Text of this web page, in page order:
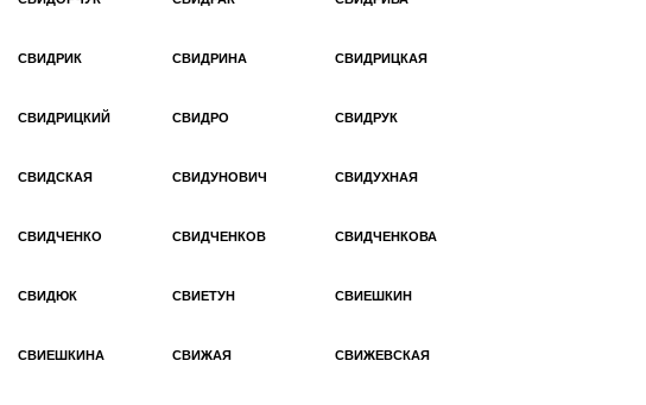
СВИДРИК СВИДРИНА СВИДРИЦКАЯ
СВИДРИЦКИЙ СВИДРО СВИДРУК
СВИДСКАЯ СВИДУНОВИЧ СВИДУХНАЯ
СВИДЧЕНКО СВИДЧЕНКОВ СВИДЧЕНКОВА
СВИДЮК СВИЕТУН СВИЕШКИН
СВИЕШКИНА СВИЖАЯ СВИЖЕВСКАЯ